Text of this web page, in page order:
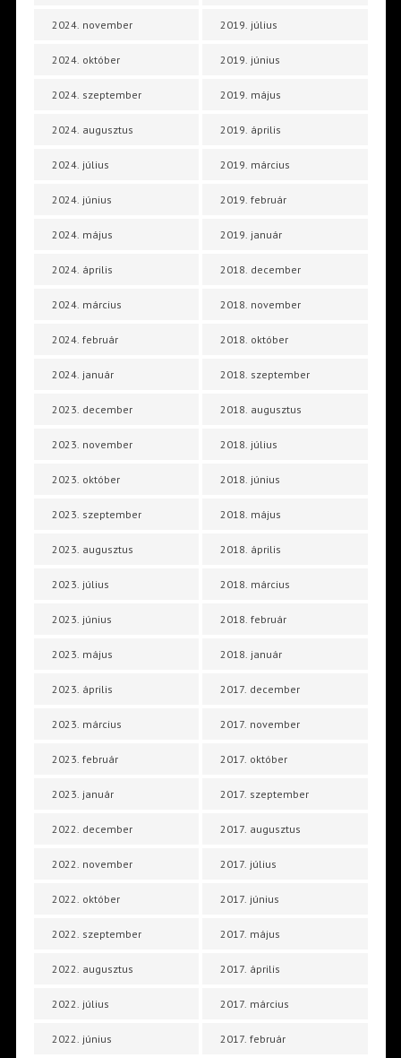
2024. november
2024. október
2024. szeptember
2024. augusztus
2024. július
2024. június
2024. május
2024. április
2024. március
2024. február
2024. január
2023. december
2023. november
2023. október
2023. szeptember
2023. augusztus
2023. július
2023. június
2023. május
2023. április
2023. március
2023. február
2023. január
2022. december
2022. november
2022. október
2022. szeptember
2022. augusztus
2022. július
2022. június
2019. július
2019. június
2019. május
2019. április
2019. március
2019. február
2019. január
2018. december
2018. november
2018. október
2018. szeptember
2018. augusztus
2018. július
2018. június
2018. május
2018. április
2018. március
2018. február
2018. január
2017. december
2017. november
2017. október
2017. szeptember
2017. augusztus
2017. július
2017. június
2017. május
2017. április
2017. március
2017. február